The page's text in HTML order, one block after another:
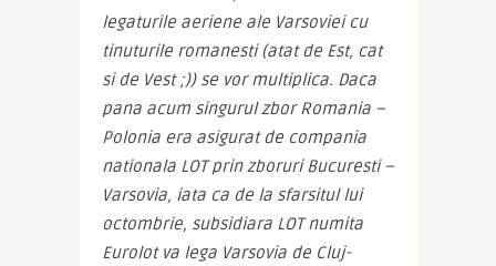
legaturile aeriene ale Varsoviei cu
tinuturile romanesti (atat de Est, cat
si de Vest ;)) se vor multiplica. Daca
pana acum singurul zbor Romania –
Polonia era asigurat de compania
nationala LOT prin zboruri Bucuresti –
Varsovia, iata ca de la sfarsitul lui
octombrie, subsidiara LOT numita
Eurolot va lega Varsovia de Cluj-